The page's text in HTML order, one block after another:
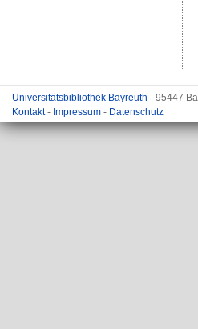
Universitätsbibliothek Bayreuth - 95447
Kontakt- Impressum - Datenschutz